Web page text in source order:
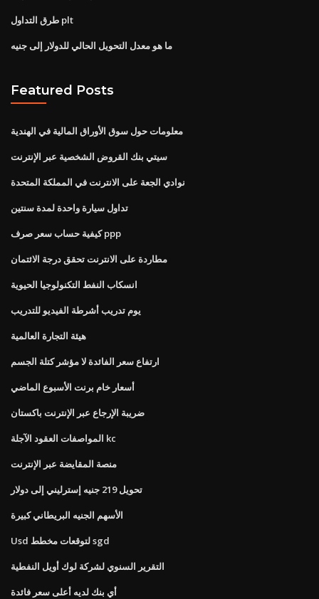
طرق التداول plt
ما هو معدل التحويل الحالي للدولار إلى جنيه
Featured Posts
معلومات حول سوق الأوراق المالية في الهندية
سيتي بنك القروض الشخصية عبر الإنترنت
نوادي الجعة على الانترنت في المملكة المتحدة
تداول سيارة واحدة لمدة سنتين
كيفية حساب سعر صرف ppp
مطاردة على الانترنت تحقق درجة الائتمان
انسكاب النفط التكنولوجيا الحيوية
يوم تدريب أشرطة الفيديو للتدريب
هيئة التجارة العالمية
ارتفاع سعر الفائدة لا مؤشر كتلة الجسم
أسعار خام برنت الأسبوع الماضي
ضريبة الإرجاع عبر الإنترنت باكستان
المواصفات العقود الآجلة kc
منصة المقايضة عبر الإنترنت
تحويل 219 جنيه إسترليني إلى دولار
الأسهم الجنيه البريطاني كبيرة
Usd لتوقعات مخطط sgd
التقرير السنوي لشركة لوك أويل النفطية
أي بنك لديه أعلى سعر فائدة